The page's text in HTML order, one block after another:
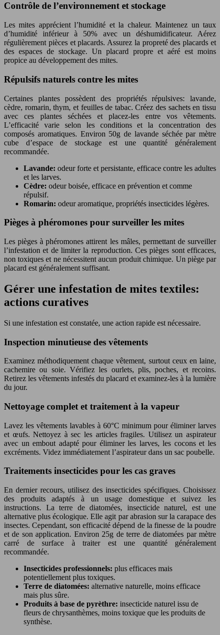
Contrôle de l’environnement et stockage
Les mites apprécient l’humidité et la chaleur. Maintenez un taux
d’humidité inférieur à 50% avec un déshumidificateur. Aérez
régulièrement pièces et placards. Assurez la propreté des placards et
des espaces de stockage. Un placard propre et aéré est moins
propice au développement des mites.
Répulsifs naturels contre les mites
Certaines plantes possèdent des propriétés répulsives: lavande,
cèdre, romarin, thym, et feuilles de tabac. Créez des sachets en tissu
avec ces plantes séchées et placez-les entre vos vêtements.
L’efficacité varie selon les conditions et la concentration des
composés aromatiques. Environ 50g de lavande séchée par mètre
cube d’espace de stockage est une quantité généralement
recommandée.
Lavande: odeur forte et persistante, efficace contre les adultes
et les larves.
Cèdre: odeur boisée, efficace en prévention et comme
répulsif.
Romarin: odeur aromatique, propriétés insecticides légères.
Pièges à phéromones pour surveiller les mites
Les pièges à phéromones attirent les mâles, permettant de surveiller
l’infestation et de limiter la reproduction. Ces pièges sont efficaces,
non toxiques et ne nécessitent aucun produit chimique. Un piège par
placard est généralement suffisant.
Gérer une infestation de mites textiles:
actions curatives
Si une infestation est constatée, une action rapide est nécessaire.
Inspection minutieuse des vêtements
Examinez méthodiquement chaque vêtement, surtout ceux en laine,
cachemire ou soie. Vérifiez les ourlets, plis, poches, et recoins.
Retirez les vêtements infestés du placard et examinez-les à la lumière
du jour.
Nettoyage complet et traitement à la vapeur
Lavez les vêtements lavables à 60°C minimum pour éliminer larves
et œufs. Nettoyez à sec les articles fragiles. Utilisez un aspirateur
avec un embout adapté pour éliminer les larves, les cocons et les
excréments. Videz immédiatement l’aspirateur dans un sac poubelle.
Traitements insecticides pour les cas graves
En dernier recours, utilisez des insecticides spécifiques. Choisissez
des produits adaptés à un usage domestique et suivez les
instructions. La terre de diatomées, insecticide naturel, est une
alternative plus écologique. Elle agit par abrasion sur la carapace des
insectes. Cependant, son efficacité dépend de la finesse de la poudre
et de son application. Environ 25g de terre de diatomées par mètre
carré de surface à traiter est une quantité généralement
recommandée.
Insecticides professionnels: plus efficaces mais
potentiellement plus toxiques.
Terre de diatomées: alternative naturelle, moins efficace
mais plus sûre.
Produits à base de pyrèthre: insecticide naturel issu de
fleurs de chrysanthèmes, moins toxique que les produits de
synthèse.